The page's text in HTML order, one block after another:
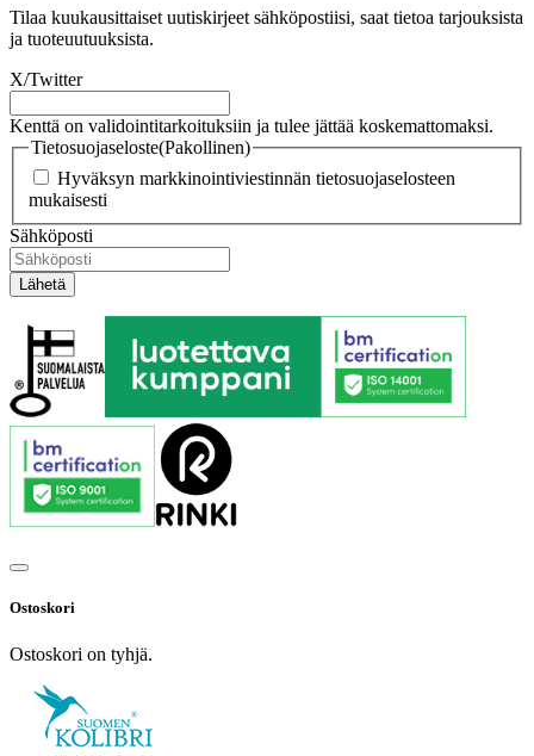
Tilaa kuukausittaiset uutiskirjeet sähköpostiisi, saat tietoa tarjouksista
ja tuoteuutuuksista.
X/Twitter
Kenttä on validointitarkoituksiin ja tulee jättää koskemattomaksi.
Tietosuojaseloste(Pakollinen)
Hyväksyn markkinointiviestinnän tietosuojaselosteen
mukaisesti
Sähköposti
Ostoskori
Ostoskori on tyhjä.